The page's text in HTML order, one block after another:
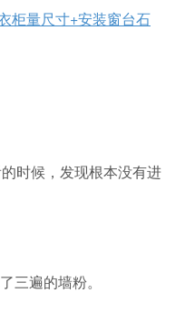
柜量尺寸+安装窗台石
时候，发现根本没有进
三遍的墙粉。